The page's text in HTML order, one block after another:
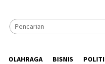
OLAHRAGA BISNIS